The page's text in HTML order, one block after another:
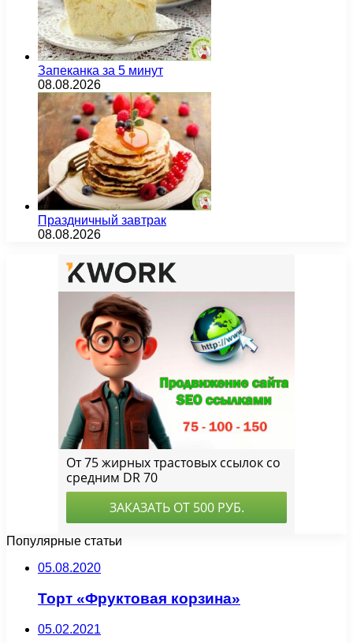
Запеканка за 5 минут
08.08.2026
Праздничный завтрак
08.08.2026
Популярные статьи
05.08.2020
Торт «Фруктовая корзина»
05.02.2021